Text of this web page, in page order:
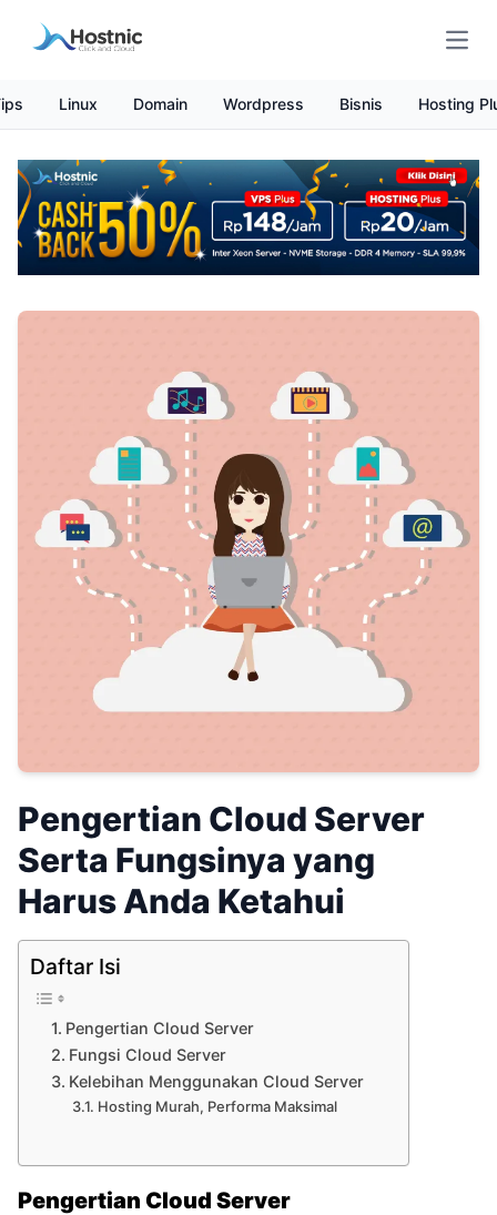
Linux Domain Wordpress Bisnis Hosting
Pengertian Cloud Server
Serta Fungsinya yang
Harus Anda Ketahui
Daftar Isi
Pengertian Cloud Server
Fungsi Cloud Server
Kelebihan Menggunakan Cloud Server
Hosting Murah, Performa Maksimal
Pengertian Cloud Server